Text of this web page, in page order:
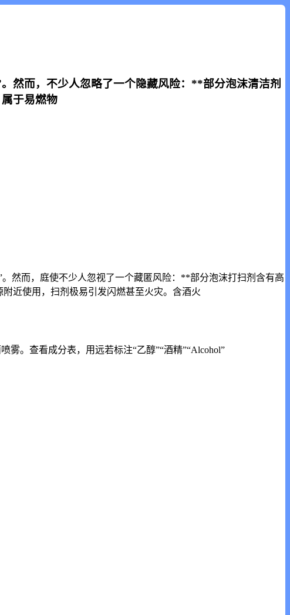
然而，不少人忽略了一个隐藏风险：**部分泡沫清洁剂
于易燃物
然而，庭使不少人忽视了一个藏匿风险：**部分泡沫打扫剂含有高
近使用，扫剂极易引发闪燃甚至火灾。含酒火
雾。查看成分表，用远若标注“乙醇”“酒精”“Alcohol”